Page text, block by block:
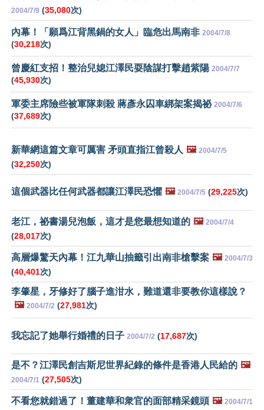
2004/7/9 (35,080次)
內幕！「願爲江背黑鍋的女人」臨危出馬南非 2004/7/8
(30,218次)
曾慶紅支招！整治兒媳江澤民耍陰謀打擊趙紫陽 2004/7/7
(45,930次)
軍委主席險些被軍隊刺殺 蔣彥永囚車綁架案揭祕 2004/7/6
(37,689次)
新華網這篇文章可厲害 矛頭直指江曾殺人 🖼️ 2004/7/5
(32,250次)
這個武器比任何武器都讓江澤民恐懼 🖼️ 2004/7/5 (29,225次)
老江，祕書湯兒泡飯，這才是您最想知道的 🖼️ 2004/7/4
(28,017次)
高層爆驚天內幕！江九華山抽籤引出南非槍擊案 🖼️ 2004/7/3
(40,401次)
李肇星，牙修好了腦子進泔水，難道還非要教你這樣說？
🖼️ 2004/7/2 (27,981次)
我忘記了她舉行婚禮的日子 2004/7/2 (17,687次)
是不？江澤民創吉斯尼世界紀錄的條件是香港人民給的 🖼️
2004/7/1 (27,505次)
不看您就錯過了！董建華和衆官的面部精采鏡頭 🖼️ 2004/7/1